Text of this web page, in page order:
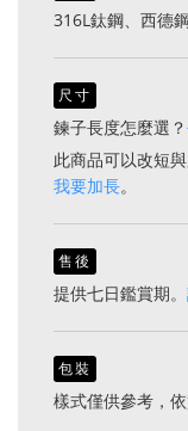
316L鈦鋼、西德
尺寸
鍊子長度怎麼選？
此商品可以改短
我要加長。
售後
提供七日鑑賞期。
包裝
樣式僅供參考，